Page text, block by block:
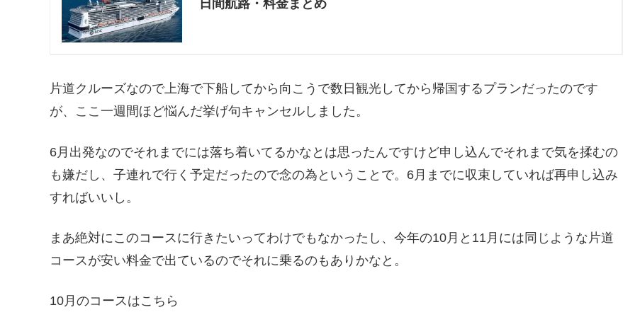
日間航路・料金まとめ
片道クルーズなので上海で下船してから向こうで数日観光してから帰国するプランだったのです
が、ここ一週間ほど悩んだ挙げ句キャンセルしました。
6月出発なのでそれまでには落ち着いてるかなとは思ったんですけど申し込んでそれまで気を揉むの
も嫌だし、子連れで行く予定だったので念の為ということで。6月までに収束していれば再申し込み
すればいいし。
まあ絶対にこのコースに行きたいってわけでもなかったし、今年の10月と11月には同じような片道
コースが安い料金で出ているのでそれに乗るのもありかなと。
10月のコースはこちら